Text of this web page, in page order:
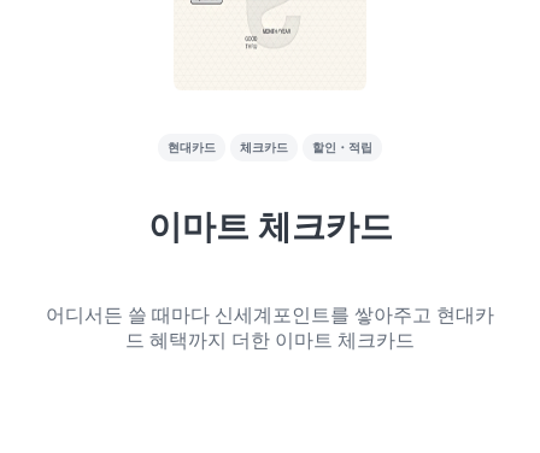
현대카드 체크카드 할인・적립
이마트 체크카드
어디서든 쓸 때마다 신세계포인트를 쌓아주고 현대카
드 혜택까지 더한 이마트 체크카드